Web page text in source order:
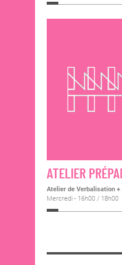
ATELIER
Atelier de Verbalisation
Mercredi - 16h00 / 18h00